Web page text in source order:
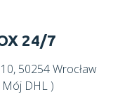
24/7
50254 Wrocław
Mój DHL )